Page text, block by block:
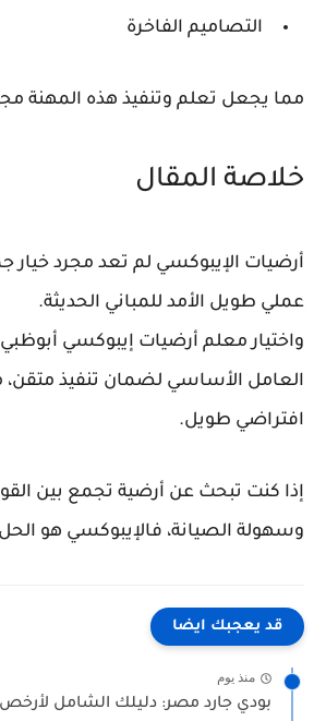
التصاميم الفاخرة
مما يجعل تعلم وتنفيذ هذه المهنة
خلاصة المقال
أرضيات الإيبوكسي لم تعد مجرد خيار
عملي طويل الأمد للمباني الحديثة.
واختيارمعلم أرضيات إيبوكسي أبوظبي
العامل الأساسي لضمان تنفيذ متقن،
افتراضي طويل.
إذا كنت تبحث عن أرضية تجمع بين
وسهولة الصيانة، فالإيبوكسي هو الحل
قد يعجبك ايضا
منذ يوم
بودي جارد مصر: دليلك الشامل